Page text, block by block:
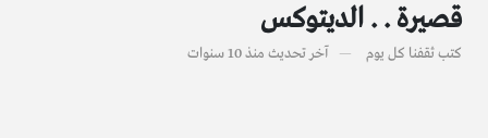
قصيرة . . الديتوكس
كتبثقفنا كل يوم آخر تحديث منذ 10 سنوات